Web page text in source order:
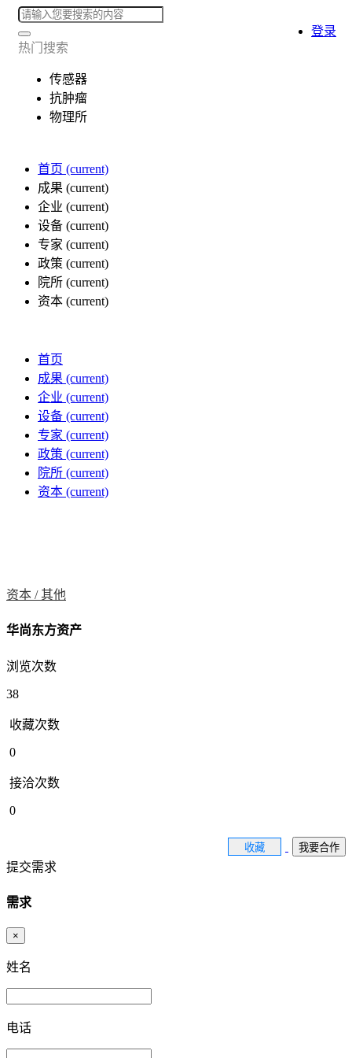
热门搜索
传感器
抗肿瘤
物理所
首页 (current)
成果 (current)
企业 (current)
设备 (current)
专家 (current)
政策 (current)
院所 (current)
资本 (current)
登录
首页
成果 (current)
企业 (current)
设备 (current)
专家 (current)
政策 (current)
院所 (current)
资本 (current)
资本 /其他
华尚东方资产
浏览次数
38
收藏次数
0
接洽次数
0
收藏 我要合作
提交需求
需求
×
姓名
电话